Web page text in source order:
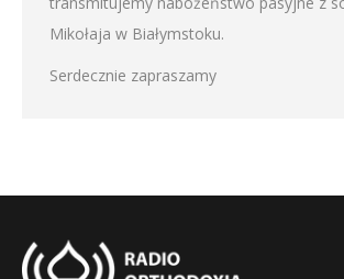
Mikołaja w Białymstoku.
Serdecznie zapraszamy